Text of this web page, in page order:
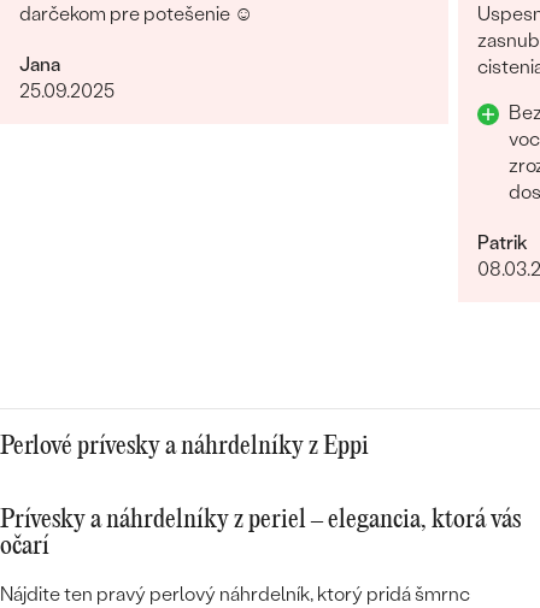
darčekom pre potešenie ☺️
Jana
25.09.2025
Patrik
Perlové prívesky a náhrdelníky z Eppi
Prívesky a náhrdelníky z periel – elegancia, ktorá vás
očarí
Nájdite ten pravý perlový náhrdelník, ktorý pridá šmrnc